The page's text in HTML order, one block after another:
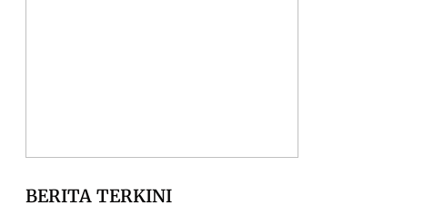
BERITA TERKINI